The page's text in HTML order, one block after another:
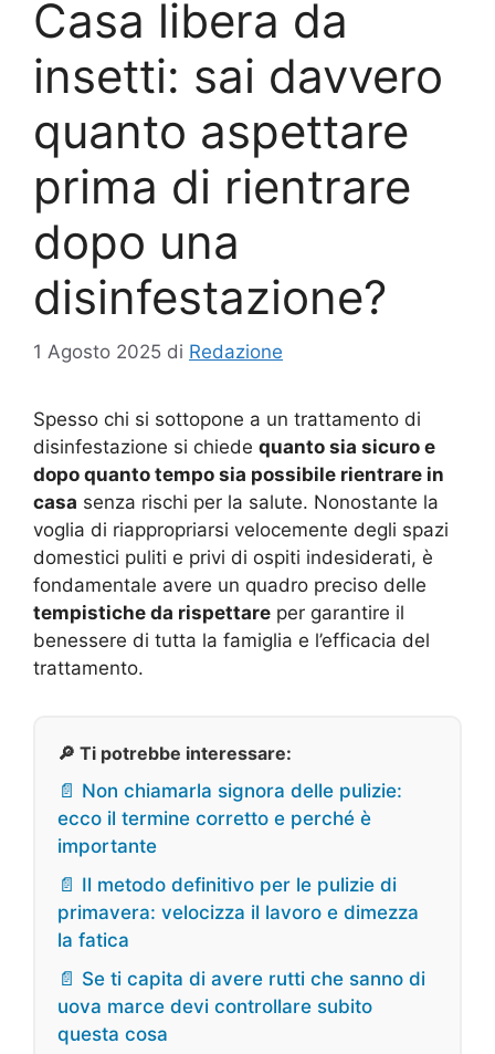
Casa libera da
insetti: sai davvero
quanto aspettare
prima di rientrare
dopo una
disinfestazione?
1 Agosto 2025 di Redazione
Spesso chi si sottopone a un trattamento di
disinfestazione si chiede quanto sia sicuro e
dopo quanto tempo sia possibile rientrare in
casa senza rischi per la salute. Nonostante la
voglia di riappropriarsi velocemente degli spazi
domestici puliti e privi di ospiti indesiderati, è
fondamentale avere un quadro preciso delle
tempistiche da rispettare per garantire il
benessere di tutta la famiglia e l’efficacia del
trattamento.
🔎 Ti potrebbe interessare:
📄 Non chiamarla signora delle pulizie:
ecco il termine corretto e perché è
importante
📄 Il metodo definitivo per le pulizie di
primavera: velocizza il lavoro e dimezza
la fatica
📄 Se ti capita di avere rutti che sanno di
uova marce devi controllare subito
questa cosa